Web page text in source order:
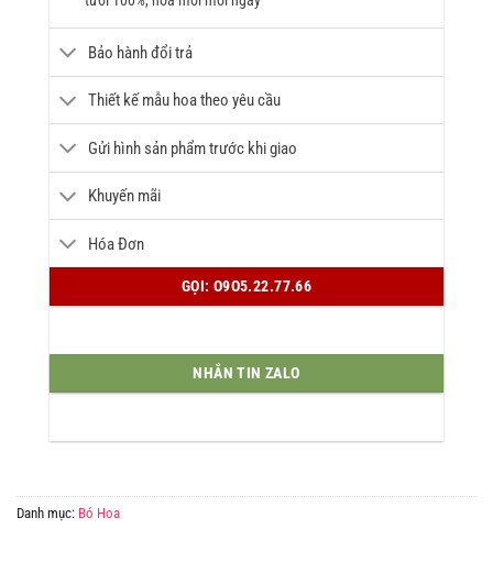
Bảo hành đổi trả
Thiết kế mẫu hoa theo yêu cầu
Gửi hình sản phẩm trước khi giao
Khuyến mãi
Hóa Đơn
GỌI: O9O5.22.77.66
NHẮN TIN ZALO
Danh mục: Bó Hoa